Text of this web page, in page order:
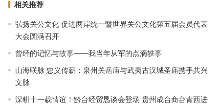
相关推荐
弘扬关公文化 促进两岸统一暨世界关公文化第五届会员代表
大会圆满召开
曾经的记忆与故事——我当年从军的点滴轶事
山海联脉 忠义传薪：泉州关岳庙与武夷古汉城圣庙携手共兴
文脉
深耕十一载情谊！黔台经贸恳谈会登场 贵州成台商台青西进